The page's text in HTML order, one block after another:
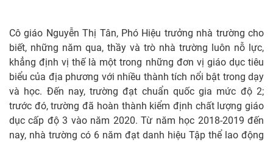
Cô giáo Nguyễn Thị Tân, Phó Hiệu trưởng nhà trường cho
biết, những năm qua, thầy và trò nhà trường luôn nỗ lực,
khẳng định vị thế là một trong những đơn vị giáo dục tiêu
biểu của địa phương với nhiều thành tích nổi bật trong dạy
và học. Đến nay, trường đạt chuẩn quốc gia mức độ 2;
trước đó, trường đã hoàn thành kiểm định chất lượng giáo
dục cấp độ 3 vào năm 2020. Từ năm học 2018-2019 đến
nay, nhà trường có 6 năm đạt danh hiệu Tập thể lao động